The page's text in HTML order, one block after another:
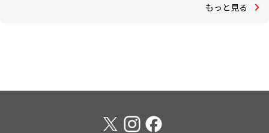
もっと見る